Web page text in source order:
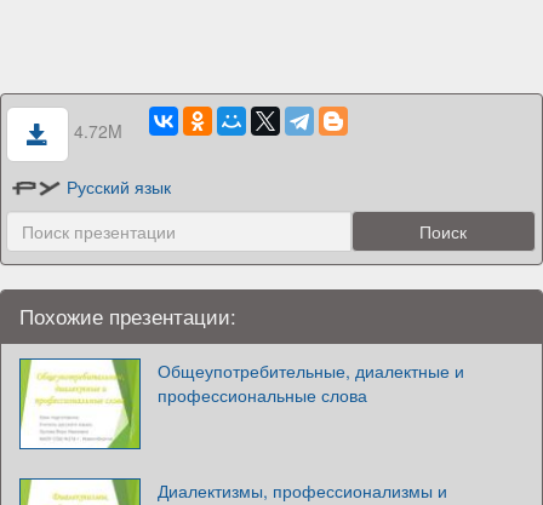
4.72M
Русский язык
Похожие презентации:
Общеупотребительные, диалектные и
профессиональные слова
Диалектизмы, профессионализмы и